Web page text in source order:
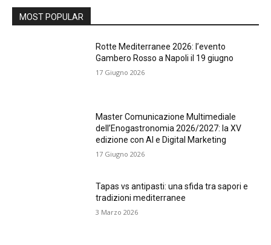
MOST POPULAR
Rotte Mediterranee 2026: l’evento
Gambero Rosso a Napoli il 19 giugno
17 Giugno 2026
Master Comunicazione Multimediale
dell’Enogastronomia 2026/2027: la XV
edizione con AI e Digital Marketing
17 Giugno 2026
Tapas vs antipasti: una sfida tra sapori e
tradizioni mediterranee
3 Marzo 2026